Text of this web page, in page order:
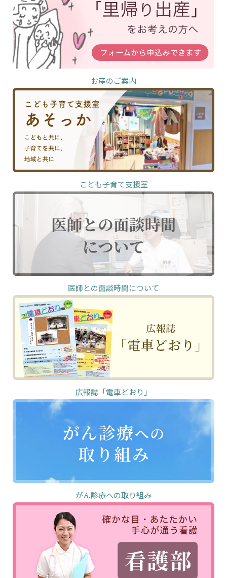
お産のご案内
こども子育て支援室
医師との面談時間について
広報誌「電車どおり」
がん診療への取り組み